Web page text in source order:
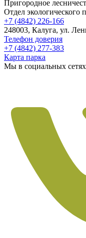
Пригородное
Отдел экологического
+7 (4842) 226-166
248003, Калуга, ул.
Телефон доверия
+7 (4842) 277-383
Карта парка
Мы в социальных сетях